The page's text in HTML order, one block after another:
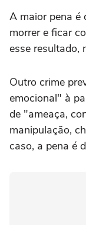
A maior pena é
morrer e ficar
esse resultado,
Outro crime
emocional" à
de "ameaça,
manipulação,
caso, a pena é